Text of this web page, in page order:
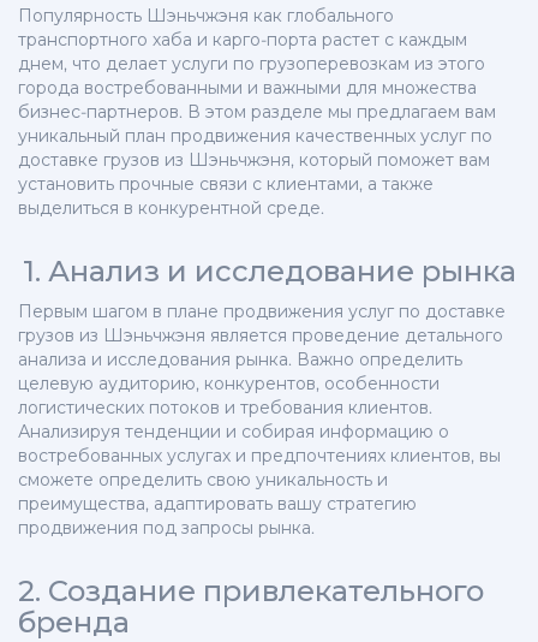
Популярность Шэньчжэня как глобального
транспортного хаба и карго-порта растет с каждым
днем, что делает услуги по грузоперевозкам из этого
города востребованными и важными для множества
бизнес-партнеров. В этом разделе мы предлагаем вам
уникальный план продвижения качественных услуг по
доставке грузов из Шэньчжэня, который поможет вам
установить прочные связи с клиентами, а также
выделиться в конкурентной среде.
1. Анализ и исследование рынка
Первым шагом в плане продвижения услуг по доставке
грузов из Шэньчжэня является проведение детального
анализа и исследования рынка. Важно определить
целевую аудиторию, конкурентов, особенности
логистических потоков и требования клиентов.
Анализируя тенденции и собирая информацию о
востребованных услугах и предпочтениях клиентов, вы
сможете определить свою уникальность и
преимущества, адаптировать вашу стратегию
продвижения под запросы рынка.
2. Создание привлекательного
бренда